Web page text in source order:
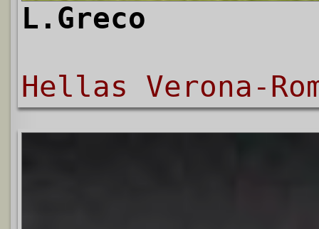
L.Greco
Hellas Verona-